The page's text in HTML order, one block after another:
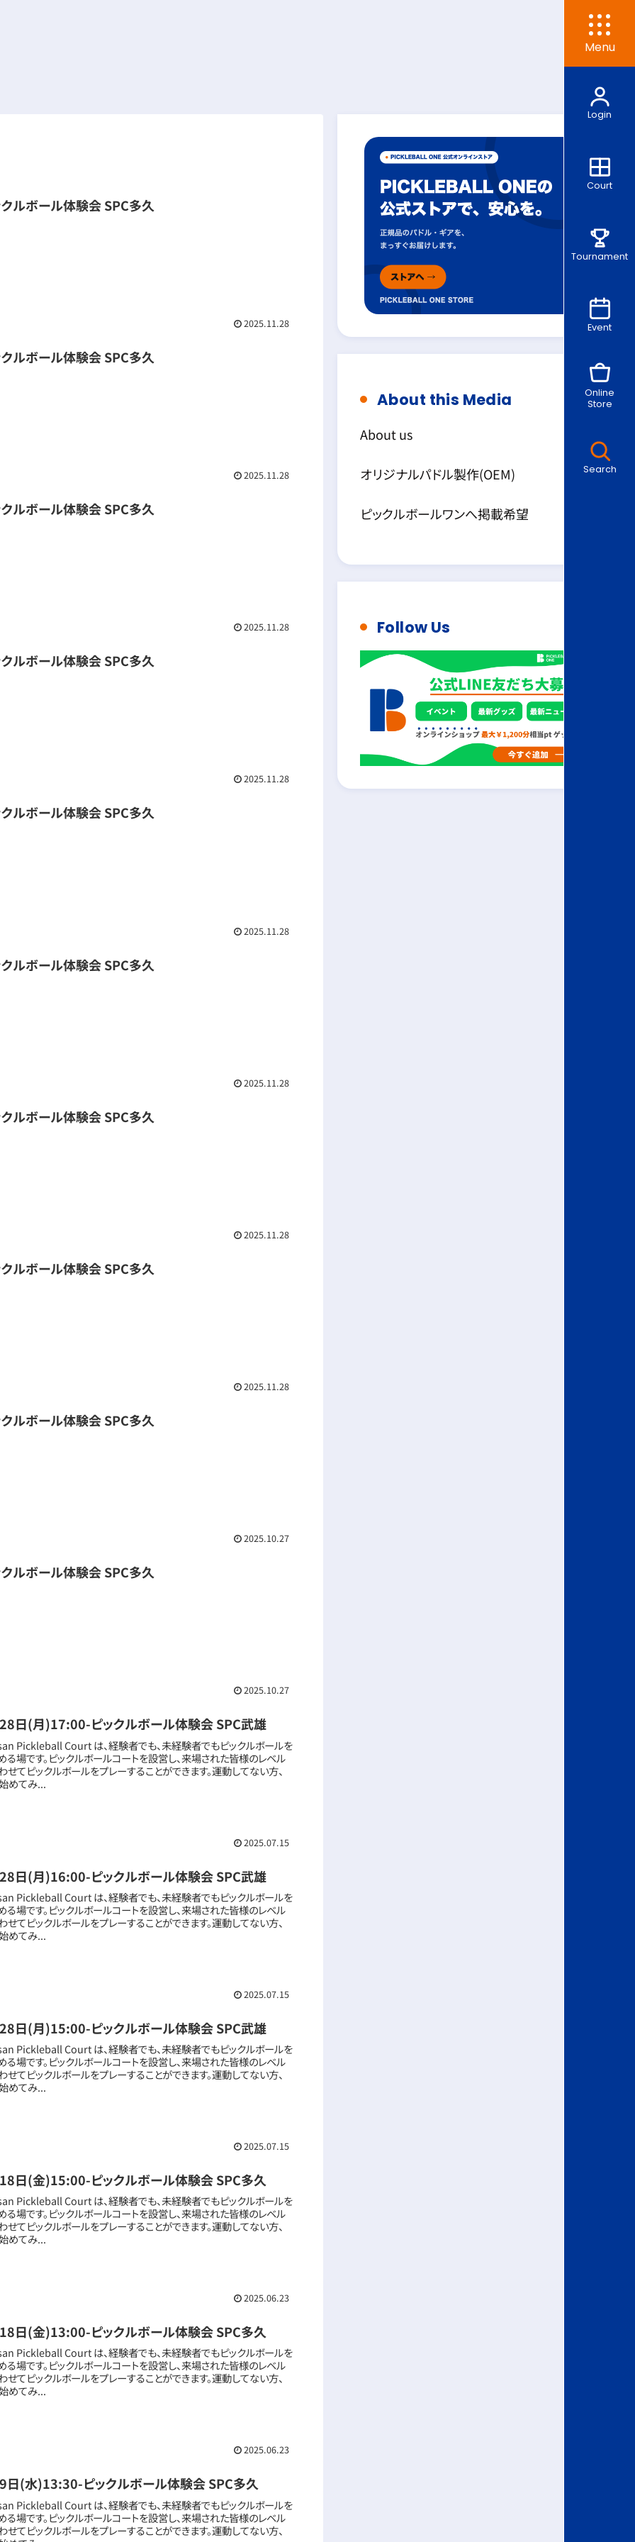
Menu
Login
Court
Tournament
Event
Online
Store
Search
ルボール体験会 SPC多久
2025.11.28
ルボール体験会 SPC多久
2025.11.28
ルボール体験会 SPC多久
2025.11.28
ルボール体験会 SPC多久
2025.11.28
ルボール体験会 SPC多久
2025.11.28
ルボール体験会 SPC多久
2025.11.28
ルボール体験会 SPC多久
2025.11.28
ルボール体験会 SPC多久
2025.11.28
ルボール体験会 SPC多久
2025.10.27
ルボール体験会 SPC多久
2025.10.27
日(月)17:00-ピックルボール体験会 SPC武雄
Pickleball Court は、経験者でも、未経験者でもピックルボールを
る場です。ピックルボールコートを設営し、来場された皆様のレベル
せてピックルボールをプレーすることができます。運動してない方、
めてみ...
2025.07.15
日(月)16:00-ピックルボール体験会 SPC武雄
Pickleball Court は、経験者でも、未経験者でもピックルボールを
る場です。ピックルボールコートを設営し、来場された皆様のレベル
せてピックルボールをプレーすることができます。運動してない方、
めてみ...
2025.07.15
日(月)15:00-ピックルボール体験会 SPC武雄
Pickleball Court は、経験者でも、未経験者でもピックルボールを
る場です。ピックルボールコートを設営し、来場された皆様のレベル
せてピックルボールをプレーすることができます。運動してない方、
めてみ...
2025.07.15
日(金)15:00-ピックルボール体験会 SPC多久
Pickleball Court は、経験者でも、未経験者でもピックルボールを
る場です。ピックルボールコートを設営し、来場された皆様のレベル
せてピックルボールをプレーすることができます。運動してない方、
めてみ...
2025.06.23
日(金)13:00-ピックルボール体験会 SPC多久
Pickleball Court は、経験者でも、未経験者でもピックルボールを
る場です。ピックルボールコートを設営し、来場された皆様のレベル
せてピックルボールをプレーすることができます。運動してない方、
めてみ...
2025.06.23
日(水)13:30-ピックルボール体験会 SPC多久
Pickleball Court は、経験者でも、未経験者でもピックルボールを
る場です。ピックルボールコートを設営し、来場された皆様のレベル
せてピックルボールをプレーすることができます。運動してない方、
About this Media
About us
オリジナルパドル製作(OEM)
ピックルボールワンへ掲載希望
Follow Us